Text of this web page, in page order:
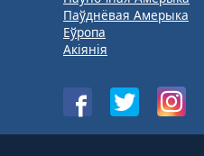
Паўднёвая Амерыка
Еўропа
Акіянія